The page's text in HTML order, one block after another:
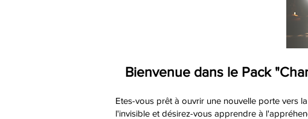
Bienvenue dans le Pack
Etes-vous prêt à ouvrir une nouvelle porte vers
l'invisible et désirez-vous apprendre à